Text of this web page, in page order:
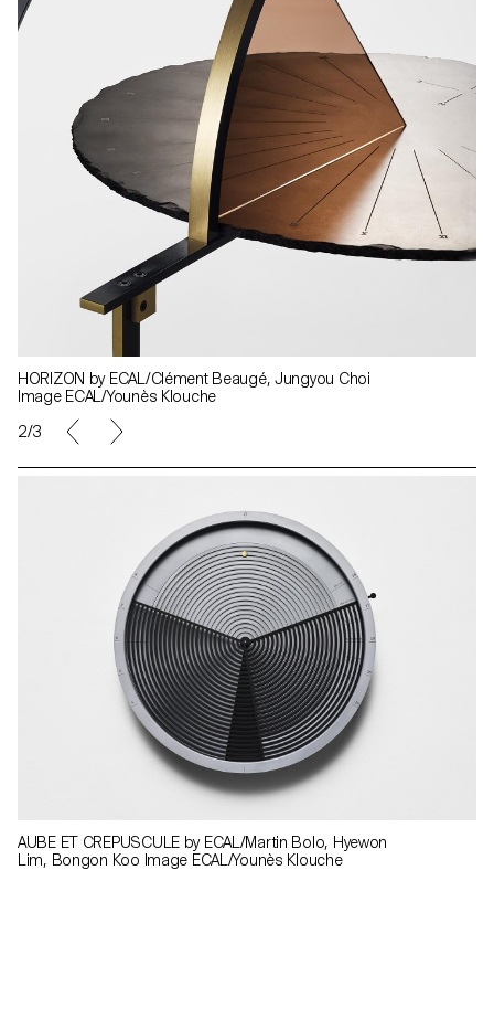
HORIZON by ECAL/Clément Beaugé, Jungyou Choi
Image ECAL/Younès Klouche
2/3
AUBE ET CREPUSCULE by ECAL/Martin Bolo, Hyewon
Lim, Bongon Koo Image ECAL/Younès Klouche